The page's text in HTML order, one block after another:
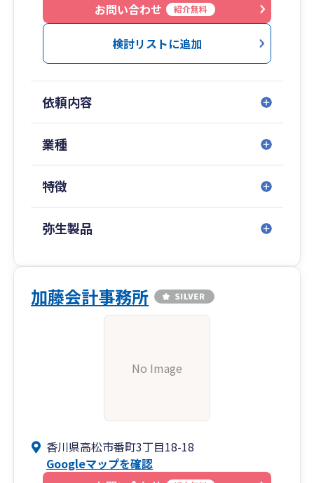
お問い合わせ
紹介無料
検討リストに追加
依頼内容
業種
特徴
弥生製品
加藤会計事務所
No Image
香川県高松市番町3丁目18-18
Googleマップを確認